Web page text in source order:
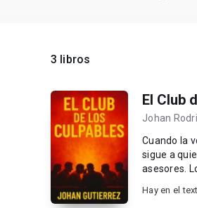
3 libros
El Club
Johan
Cuando la
sigue a quienes
Hay en el